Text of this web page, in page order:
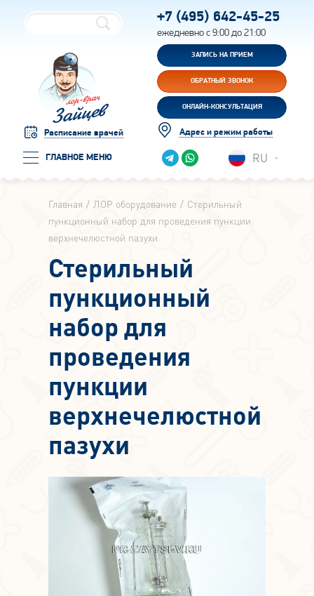
Расписание врачей
ГЛАВНОЕ МЕНЮ
+7 (495) 642-45-25
ежедневно с 9:00 до 21:00
ЗАПИСЬ НА ПРИЕМ
ОБРАТНЫЙ ЗВОНОК
ОНЛАЙН-КОНСУЛЬТАЦИЯ
Адрес и режим работы
RU
Главная ЛОР оборудование
Стерильный
пункционный набор для проведения пункции
верхнечелюстной пазухи
Стерильный
пункционный
набор для
проведения
пункции
верхнечелюстной
пазухи